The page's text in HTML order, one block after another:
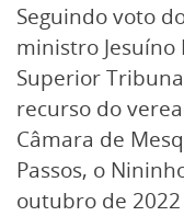
Seguindo voto
ministro Jesuíno
Superior
recurso do
Câmara de
Passos, o
outubro de